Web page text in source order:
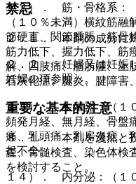
禁忌
２．１． 本剤の成分に
２．２． 妊婦又は妊娠
妊婦の項参照〕。
重要な基本的注意
８．１． 本剤を漫然と
査、骨髄検査、染色体検
を検討すること。
１２）． 筋・骨格系：
（１０％未満）横紋筋
節硬直、関節腫脹、筋骨
筋力低下、握力低下、筋
解、四肢痛、脂肪腫、上
石灰化症、腱炎、腱障害
１３）． 生殖器：（１
頻発月経、無月経、骨盤
痛、乳頭痛、乳房炎症、
起不全。
１４）． 内分泌：（１